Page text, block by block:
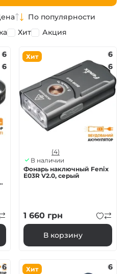
По популярности
Хит Акция
6
6
Хит
6
6
(4)
В наличии
Фонарь наключный Fenix
E03R V2.0, серый
1 660 грн
В корзину
6
Хит
6